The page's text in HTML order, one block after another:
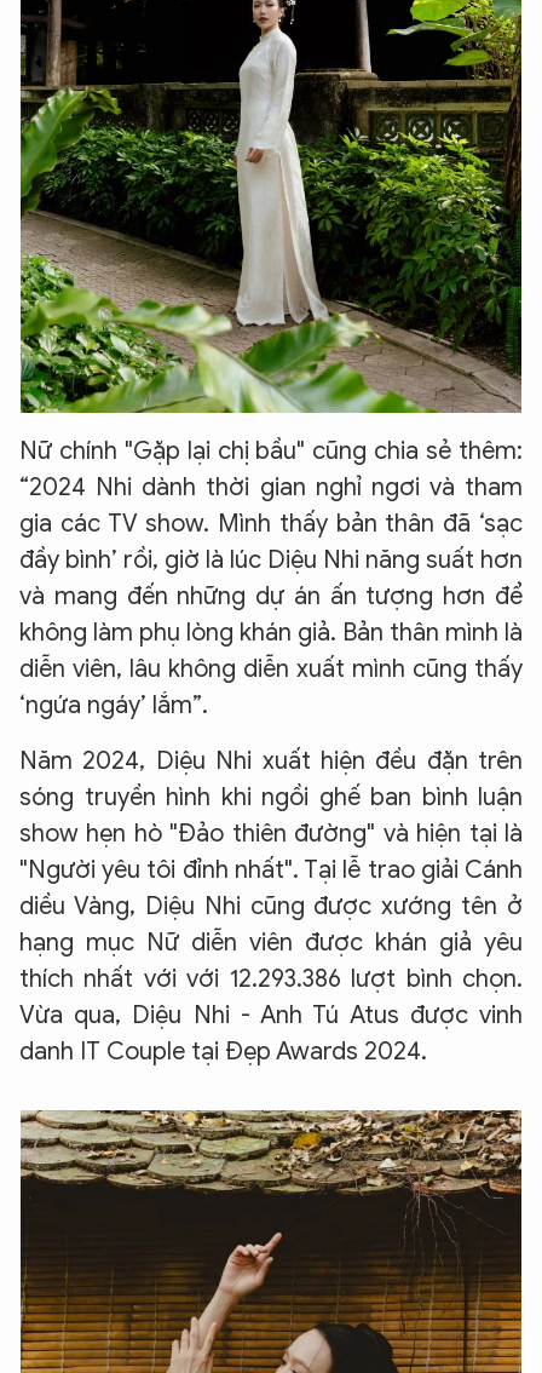
Nữ chính "Gặp lại chị bầu" cũng chia sẻ thêm:
“2024 Nhi dành thời gian nghỉ ngơi và tham
gia các TV show. Mình thấy bản thân đã ‘sạc
đầy bình’ rồi, giờ là lúc Diệu Nhi năng suất hơn
và mang đến những dự án ấn tượng hơn để
không làm phụ lòng khán giả. Bản thân mình là
diễn viên, lâu không diễn xuất mình cũng thấy
‘ngứa ngáy’ lắm”.
Năm 2024, Diệu Nhi xuất hiện đều đặn trên
sóng truyền hình khi ngồi ghế ban bình luận
show hẹn hò "Đảo thiên đường" và hiện tại là
"Người yêu tôi đỉnh nhất". Tại lễ trao giải Cánh
diều Vàng, Diệu Nhi cũng được xướng tên ở
hạng mục Nữ diễn viên được khán giả yêu
thích nhất với với 12.293.386 lượt bình chọn.
Vừa qua, Diệu Nhi - Anh Tú Atus được vinh
danh IT Couple tại Đẹp Awards 2024.